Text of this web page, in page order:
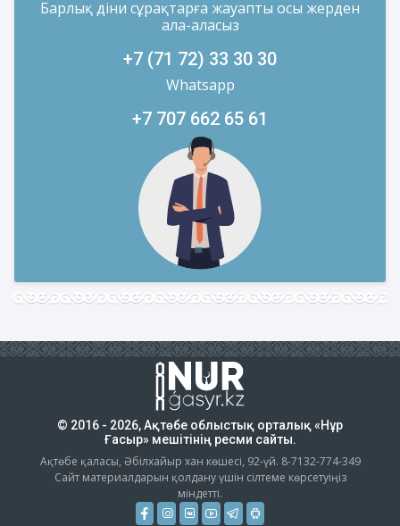
Барлық діни сұрақтарға жауапты осы жерден
ала-аласыз
+7 (71 72) 33 30 30
Whatsapp
+7 707 662 65 61
© 2016 - 2026, Ақтөбе облыстық орталық «Нұр
Ғасыр» мешітінің ресми сайты.
Ақтөбе қаласы, Әбілхайыр хан көшесі, 92-үй. 8-7132-774-349
Сайт материалдарын қолдану үшін сілтеме көрсетуіңіз
міндетті.